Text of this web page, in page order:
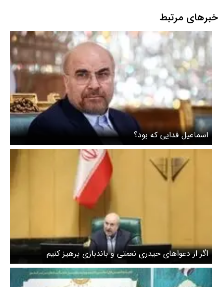
خبرهای مرتبط
اسماعیل فدایی که بود؟
اگر از دعواهای حیدری نعمتی و باندبازی پرهیز کنیم
پیروزی‌های دیگر در دسترس است + ویدیو